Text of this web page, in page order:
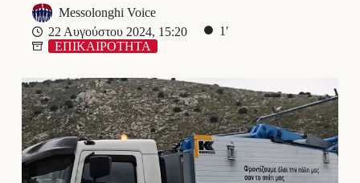
Messolonghi Voice
22 Αυγούστου 2024, 15:20
1′
ΕΠΙΚΑΙΡΟΤΗΤΑ